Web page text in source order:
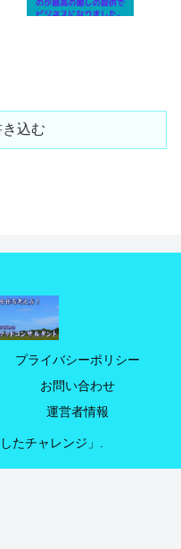
込む
プライバシーポリシー
お問い合わせ
運営者情報
たチャレンジ」.